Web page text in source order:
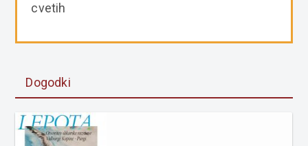
cvetih
Dogodki